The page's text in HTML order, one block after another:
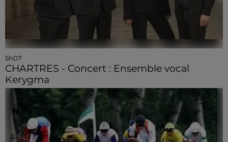
5h07
CHARTRES - Concert : Ensemble vocal
Kerygma